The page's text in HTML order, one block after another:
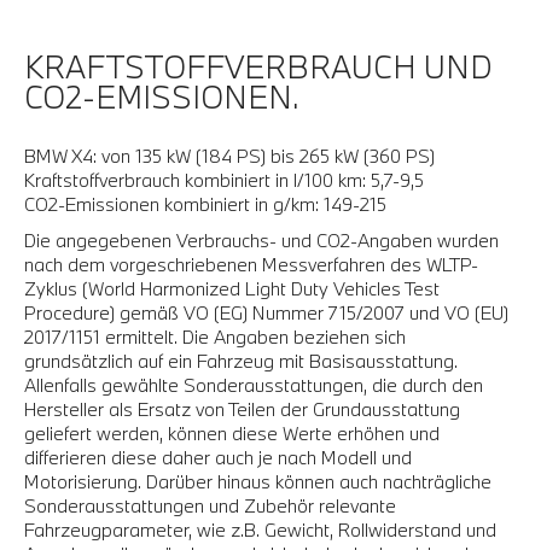
KRAFTSTOFFVERBRAUCH UND
CO2-EMISSIONEN.
BMW X4: von 135 kW (184 PS) bis 265 kW (360 PS)
Kraftstoffverbrauch kombiniert in l/100 km: 5,7-9,5
CO2-Emissionen kombiniert in g/km: 149-215
Die angegebenen Verbrauchs- und CO2-Angaben wurden
nach dem vorgeschriebenen Messverfahren des WLTP-
Zyklus (World Harmonized Light Duty Vehicles Test
Procedure) gemäß VO (EG) Nummer 715/2007 und VO (EU)
2017/1151 ermittelt. Die Angaben beziehen sich
grundsätzlich auf ein Fahrzeug mit Basisausstattung.
Allenfalls gewählte Sonderausstattungen, die durch den
Hersteller als Ersatz von Teilen der Grundausstattung
geliefert werden, können diese Werte erhöhen und
differieren diese daher auch je nach Modell und
Motorisierung. Darüber hinaus können auch nachträgliche
Sonderausstattungen und Zubehör relevante
Fahrzeugparameter, wie z.B. Gewicht, Rollwiderstand und